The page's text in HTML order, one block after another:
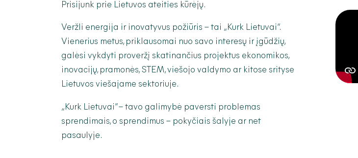
Prisijunk prie Lietuvos ateities kūrėjų.
Veržli energija ir inovatyvus požiūris – tai „Kurk Lietuvai“.
Vienerius metus, priklausomai nuo savo interesų ir įgūdžių,
galėsi vykdyti proveržį skatinančius projektus ekonomikos,
inovacijų, pramonės, STEM, viešojo valdymo ar kitose srityse
Lietuvos viešajame sektoriuje.
„Kurk Lietuvai” – tavo galimybė paversti problemas
sprendimais, o sprendimus – pokyčiais šalyje ar net
pasaulyje.